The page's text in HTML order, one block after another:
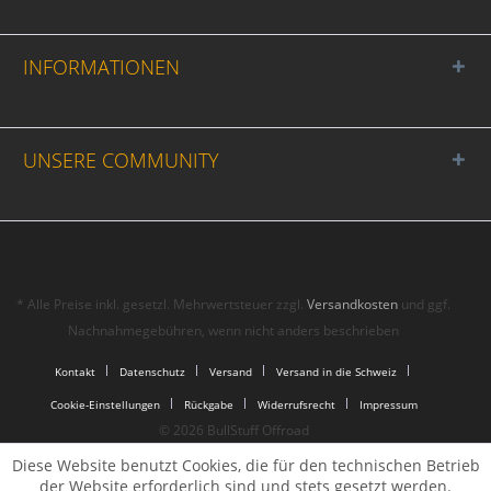
INFORMATIONEN
UNSERE COMMUNITY
* Alle Preise inkl. gesetzl. Mehrwertsteuer zzgl.Versandkosten und ggf.
Nachnahmegebühren, wenn nicht anders beschrieben
Kontakt Datenschutz Versand Versand in die Schweiz
Cookie-Einstellungen Rückgabe Widerrufsrecht Impressum
© 2026 BullStuff Offroad
Diese Website benutzt Cookies, die für den technischen Betrieb
der Website erforderlich sind und stets gesetzt werden.